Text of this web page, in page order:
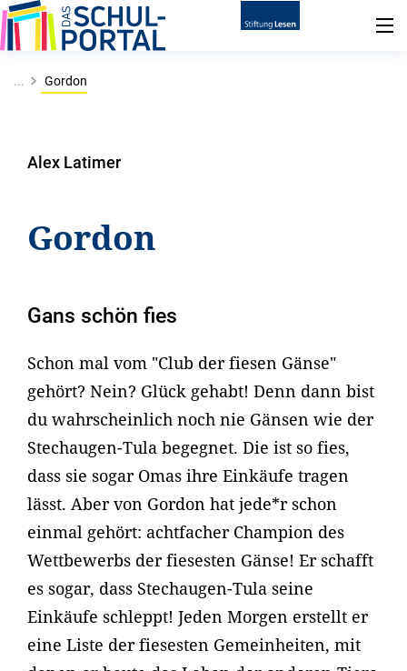
... Gordon
Alex Latimer
Gordon
Gans schön fies
Schon mal vom "Club der fiesen Gänse"
gehört? Nein? Glück gehabt! Denn dann bist
du wahrscheinlich noch nie Gänsen wie der
Stechaugen-Tula begegnet. Die ist so fies,
dass sie sogar Omas ihre Einkäufe tragen
lässt. Aber von Gordon hat jede*r schon
einmal gehört: achtfacher Champion des
Wettbewerbs der fiesesten Gänse! Er schafft
es sogar, dass Stechaugen-Tula seine
Einkäufe schleppt! Jeden Morgen erstellt er
eine Liste der fiesesten Gemeinheiten, mit